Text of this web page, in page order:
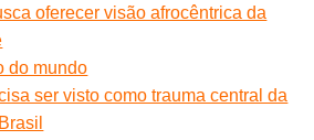
oferecer visão afrocêntrica da
do mundo
ser visto como trauma central da